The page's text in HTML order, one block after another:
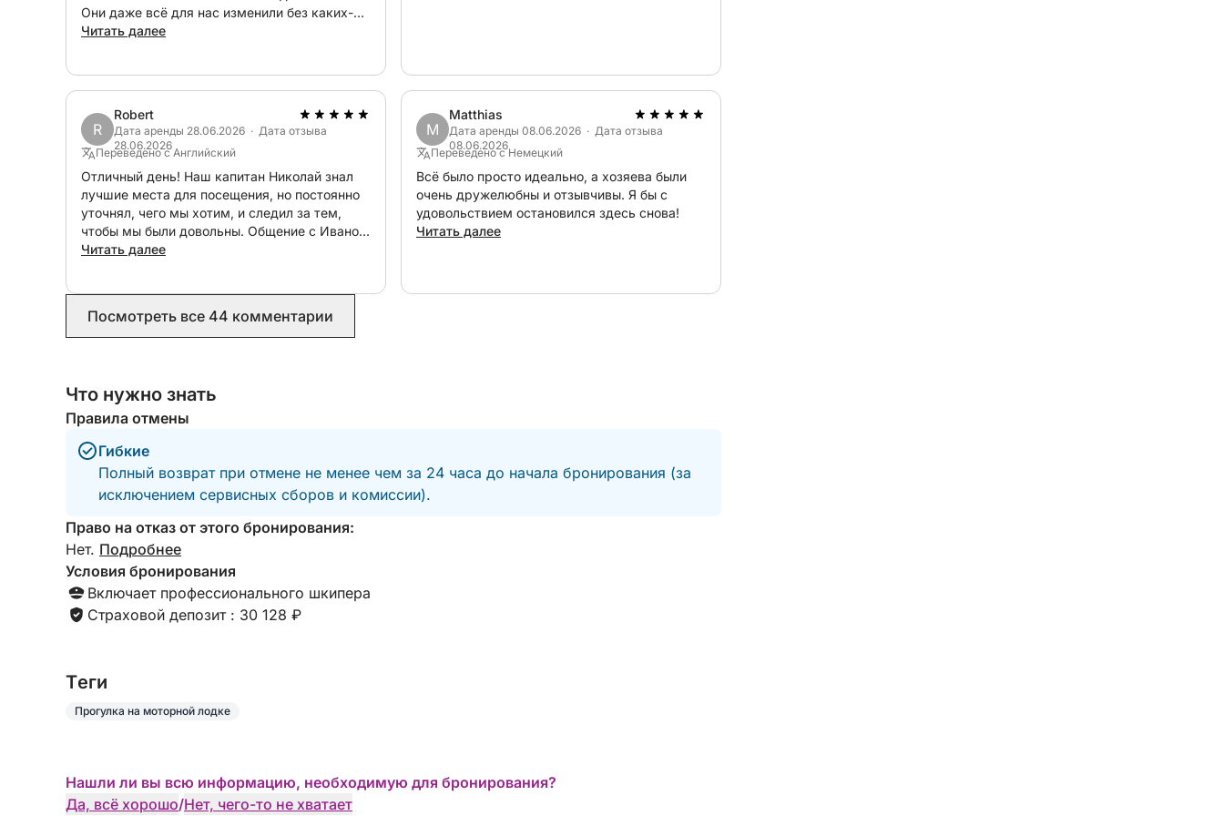
Они даже всё для нас изменили без каких-
либо проблем или затрат, несмотря на то, что
Читать далее
R
Robert
Дата аренды 28.06.2026 · Дата отзыва
28.06.2026
Переведено с Английский
Отличный день! Наш капитан Николай знал
лучшие места для посещения, но постоянно
уточнял, чего мы хотим, и следил за тем,
чтобы мы были довольны. Общение с Иваном
и командой Click&Boat перед поездкой также
Читать далее
M
Matthias
Дата аренды 08.06.2026 · Дата отзыва
08.06.2026
Переведено с Немецкий
Всё было просто идеально, а хозяева были
очень дружелюбны и отзывчивы. Я бы с
удовольствием остановился здесь снова!
Читать далее
Посмотреть все 44 комментарии
Что нужно знать
Правила отмены
Гибкие
Полный возврат при отмене не менее чем за 24 часа до начала бронирования (за
исключением сервисных сборов и комиссии).
Право на отказ от этого бронирования:
Нет. Подробнее
Условия бронирования
Включает профессионального шкипера
Страховой депозит : 30 128 ₽
Tеги
Прогулка на моторной лодке
Нашли ли вы всю информацию, необходимую для бронирования?
Да, всё хорошо/Нет, чего-то не хватает